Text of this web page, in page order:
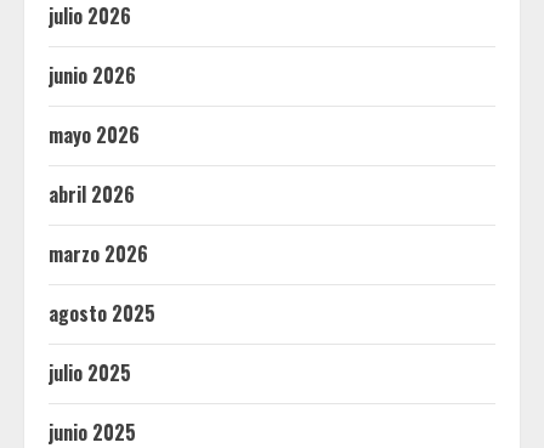
julio 2026
junio 2026
mayo 2026
abril 2026
marzo 2026
agosto 2025
julio 2025
junio 2025